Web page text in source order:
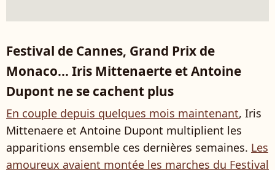
Festival de Cannes, Grand Prix de
Monaco... Iris Mittenaerte et Antoine
Dupont ne se cachent plus
En couple depuis quelques mois maintenant, Iris
Mittenaere et Antoine Dupont multiplient les
apparitions ensemble ces dernières semaines. Les
amoureux avaient montée les marches du Festival